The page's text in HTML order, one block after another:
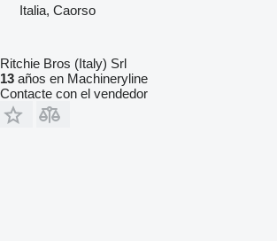
Italia, Caorso
Ritchie Bros (Italy) Srl
13 años en Machineryline
Contacte con el vendedor